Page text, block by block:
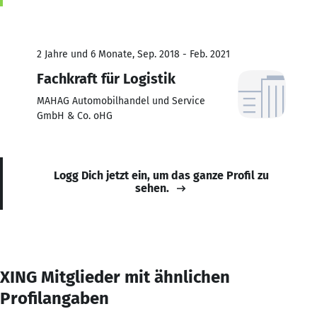
2 Jahre und 6 Monate, Sep. 2018 - Feb. 2021
Fachkraft für Logistik
MAHAG Automobilhandel und Service
GmbH & Co. oHG
Logg Dich jetzt ein, um das ganze Profil zu
sehen.
XING Mitglieder mit ähnlichen
Profilangaben